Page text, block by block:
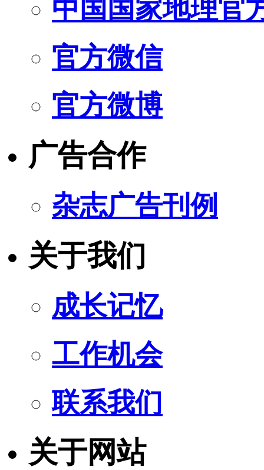
中国国家地理官
官方微信
官方微博
广告合作
杂志广告刊例
关于我们
成长记忆
工作机会
联系我们
关于网站